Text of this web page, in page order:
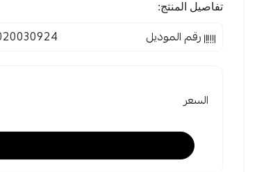
تفاصيل المنتج:
رقم الموديل
السعر